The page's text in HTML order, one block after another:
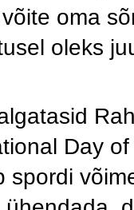
oma
oleks
Day
spordi